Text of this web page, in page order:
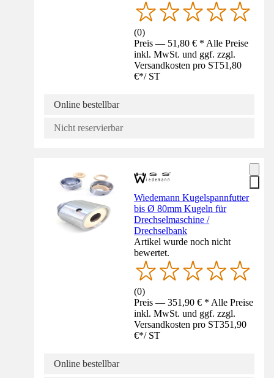
(0)
Preis — 51,80 € * Alle Preise
inkl. MwSt. und ggf. zzgl.
Versandkosten pro ST51,80
€*/ ST
Online bestellbar
Nicht reservierbar
Wiedemann Kugelspannfutter
bis Ø 80mm Kugeln für
Drechselmaschine /
Drechselbank
Artikel wurde noch nicht
bewertet.
(0)
Preis — 351,90 € * Alle Preise
inkl. MwSt. und ggf. zzgl.
Versandkosten pro ST351,90
€*/ ST
Online bestellbar